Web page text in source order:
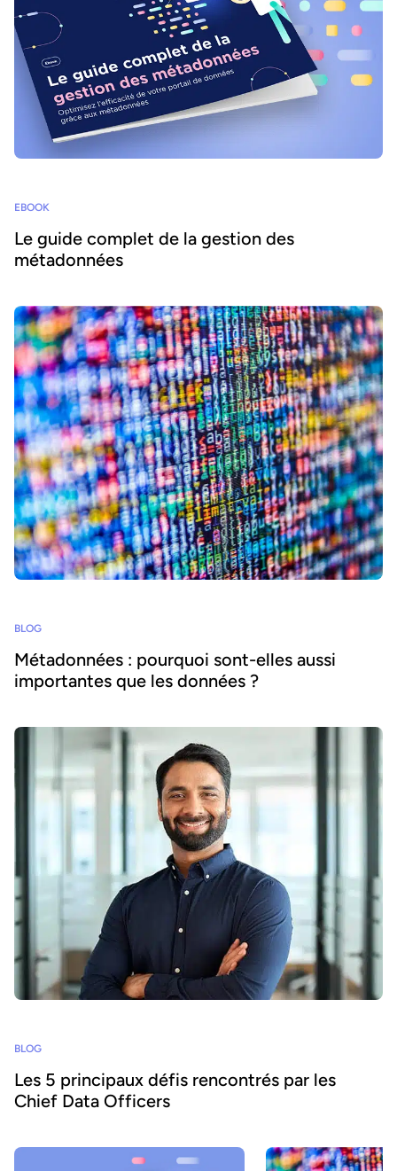
EBOOK
Le guide complet de la gestion des
métadonnées
BLOG
Métadonnées : pourquoi sont-elles aussi
importantes que les données ?
BLOG
Les 5 principaux défis rencontrés par les
Chief Data Officers